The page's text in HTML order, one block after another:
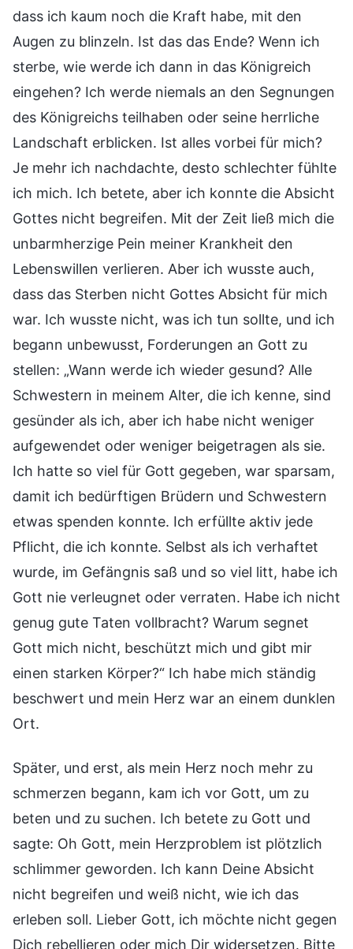
dass ich kaum noch die Kraft habe, mit den
Augen zu blinzeln. Ist das das Ende? Wenn ich
sterbe, wie werde ich dann in das Königreich
eingehen? Ich werde niemals an den Segnungen
des Königreichs teilhaben oder seine herrliche
Landschaft erblicken. Ist alles vorbei für mich?
Je mehr ich nachdachte, desto schlechter fühlte
ich mich. Ich betete, aber ich konnte die Absicht
Gottes nicht begreifen. Mit der Zeit ließ mich die
unbarmherzige Pein meiner Krankheit den
Lebenswillen verlieren. Aber ich wusste auch,
dass das Sterben nicht Gottes Absicht für mich
war. Ich wusste nicht, was ich tun sollte, und ich
begann unbewusst, Forderungen an Gott zu
stellen: „Wann werde ich wieder gesund? Alle
Schwestern in meinem Alter, die ich kenne, sind
gesünder als ich, aber ich habe nicht weniger
aufgewendet oder weniger beigetragen als sie.
Ich hatte so viel für Gott gegeben, war sparsam,
damit ich bedürftigen Brüdern und Schwestern
etwas spenden konnte. Ich erfüllte aktiv jede
Pflicht, die ich konnte. Selbst als ich verhaftet
wurde, im Gefängnis saß und so viel litt, habe ich
Gott nie verleugnet oder verraten. Habe ich nicht
genug gute Taten vollbracht? Warum segnet
Gott mich nicht, beschützt mich und gibt mir
einen starken Körper?“ Ich habe mich ständig
beschwert und mein Herz war an einem dunklen
Ort.
Später, und erst, als mein Herz noch mehr zu
schmerzen begann, kam ich vor Gott, um zu
beten und zu suchen. Ich betete zu Gott und
sagte: Oh Gott, mein Herzproblem ist plötzlich
schlimmer geworden. Ich kann Deine Absicht
nicht begreifen und weiß nicht, wie ich das
erleben soll. Lieber Gott, ich möchte nicht gegen
Dich rebellieren oder mich Dir widersetzen. Bitte